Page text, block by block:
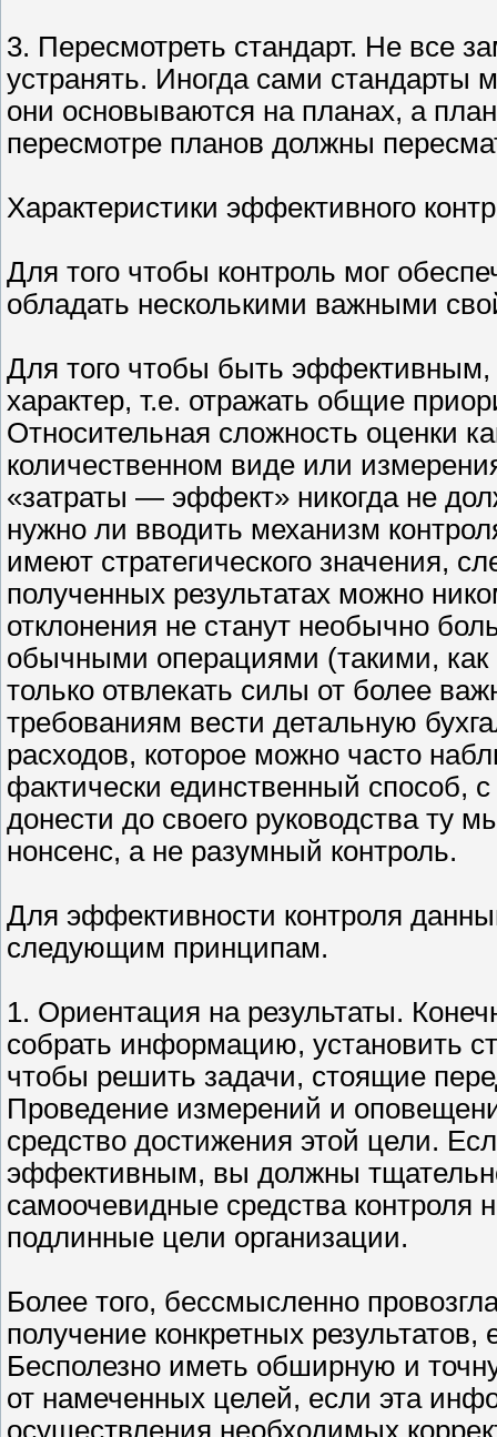
3. Пересмотреть стандарт. Не все
устранять. Иногда сами стандарты
они основываются на планах, а
пересмотре планов должны
Характеристики эффективного
Для того чтобы контроль мог
обладать несколькими важными
Для того чтобы быть эффективным,
характер, т.е. отражать общие
Относительная сложность оценки
количественном виде или
«затраты — эффект» никогда не
нужно ли вводить механизм
имеют стратегического значения,
полученных результатах можно
отклонения не станут необычно
обычными операциями (такими,
только отвлекать силы от более
требованиям вести детальную
расходов, которое можно часто
фактически единственный способ,
донести до своего руководства ту
нонсенс, а не разумный контроль.
Для эффективности контроля
следующим принципам.
1. Ориентация на результаты.
собрать информацию, установить
чтобы решить задачи, стоящие
Проведение измерений и
средство достижения этой цели.
эффективным, вы должны
самоочевидные средства контроля
подлинные цели организации.
Более того, бессмысленно
получение конкретных
Бесполезно иметь обширную и
от намеченных целей, если эта
осуществления необходимых